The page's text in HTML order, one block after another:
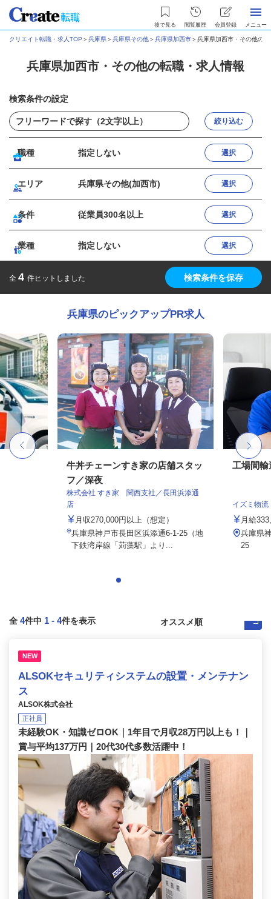
後で見る 閲覧履歴 会員登録 メニュー
クリエイト転職・求人TOP ＞兵庫県＞兵庫県その他＞兵庫県加西市＞兵庫県加西市・その他の
兵庫県加西市・その他の転職・求人情報
検索条件の設定
絞り込む
職種 指定しない 選択
エリア 兵庫県その他(加西市) 選択
条件 従業員300名以上 選択
業種 指定しない 選択
全 4 件ヒットしました 検索条件を保存
兵庫県のピックアップPR求人
牛丼チェーンすき家の店舗スタッ
フ／深夜
株式会社 すき家 関西支社／長田浜添通
店
月収270,000円以上（想定）
兵庫県神戸市長田区浜添通6-1-25（地
下鉄湾岸線「苅藻駅」より...
工場間輸
イズミ物
月給
兵庫県
25
全 4件中 1 - 4件を表示
NEW
ALSOKセキュリティシステムの設置・メンテナン
ス
ALSOK株式会社
正社員
未経験OK・知識ゼロOK｜1年目で月収28万円以上も！｜
賞与平均137万円｜20代30代多数活躍中！